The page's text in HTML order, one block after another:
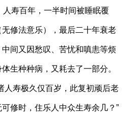
人寿百年，一半时间被睡眠覆
修法意乐），最后二十年衰老
间又因愁叹、苦忧和嗔恚等烦
生种种病，又耗去了一部分。
人寿极久仅百岁，此复初顽后老
修时，住乐人中众生寿余几？”